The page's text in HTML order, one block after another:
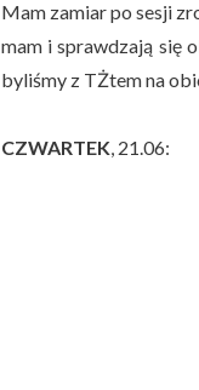
Mam zamiar po sesji
mam i sprawdzają się
byliśmy z TŻtem na
CZWARTEK, 21.06: